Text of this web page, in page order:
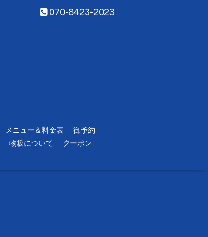
070-8423-2023
メニュー＆料金表
御予約
物販について
クーポン